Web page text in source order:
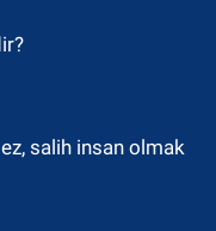
salih insan olmak